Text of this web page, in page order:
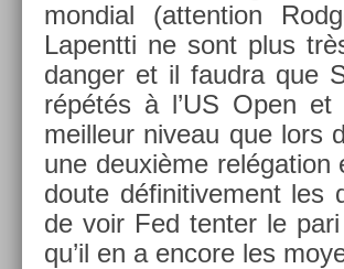
mon­di­al (at­ten­tion
Lapentti ne sont plus
dang­er et il faud­ra que
répétés à l’US Open
meil­leur niveau que lors
une deuxième
doute définitive­ment les
de voir Fed tent­er le
qu’il en a en­core les